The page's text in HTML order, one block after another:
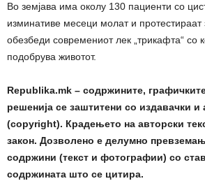
Во земјава има околу 130 пациенти со
изминативе месеци молат и
обезбеди современиот лек „трикафта“ со
подобрува животот.
Republika.mk – содржините,
решенија се заштитени со издавачки и
(copyright). Крадењето на авторски
закон. Дозволено е делумно
содржини (текст и фотографии) со
содржината што се цитира.